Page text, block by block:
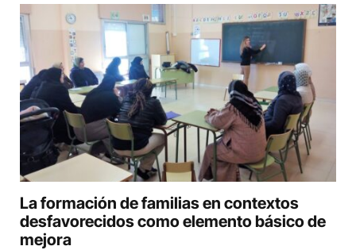
La formación de familias en contextos
desfavorecidos como elemento básico de
mejora